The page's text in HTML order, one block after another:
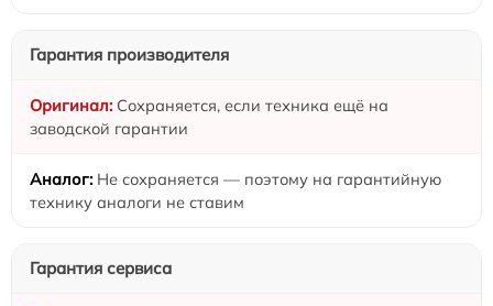
Гарантия производителя
Сохраняется, если техника ещё на
заводской гарантии
Не сохраняется — поэтому на гарантийную
технику аналоги не ставим
Гарантия сервиса